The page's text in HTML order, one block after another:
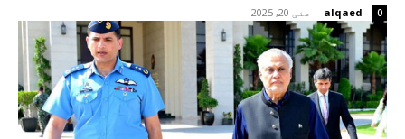
alqaed
- مئی 20, 2025 0